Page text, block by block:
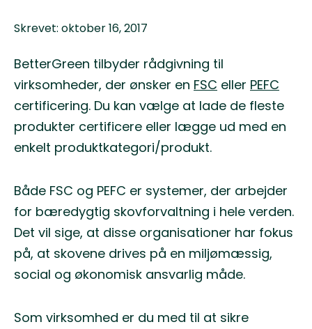
Skrevet: oktober 16, 2017
BetterGreen tilbyder rådgivning til
virksomheder, der ønsker en FSC eller PEFC
certificering. Du kan vælge at lade de fleste
produkter certificere eller lægge ud med en
enkelt produktkategori/produkt.
Både FSC og PEFC er systemer, der arbejder
for bæredygtig skovforvaltning i hele verden.
Det vil sige, at disse organisationer har fokus
på, at skovene drives på en miljømæssig,
social og økonomisk ansvarlig måde.
Som virksomhed er du med til at sikre